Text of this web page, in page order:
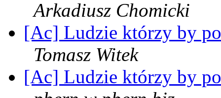
Arkadiusz Chomicki
[Ac] Ludzie którzy by
Tomasz Witek
[Ac] Ludzie którzy by